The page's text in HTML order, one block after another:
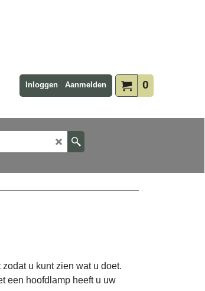
0
Inloggen Aanmelden
u kunt zien wat u doet.
een hoofdlamp heeft u uw